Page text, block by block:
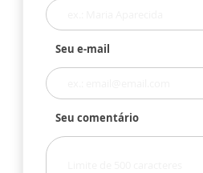
Seu e-mail
Seu comentário